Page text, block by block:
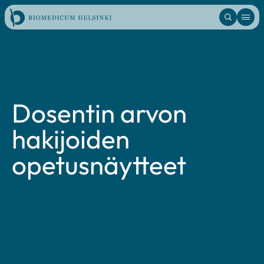
Skip
to
Dosentin arvon
hakijoiden
opetusnäytteet